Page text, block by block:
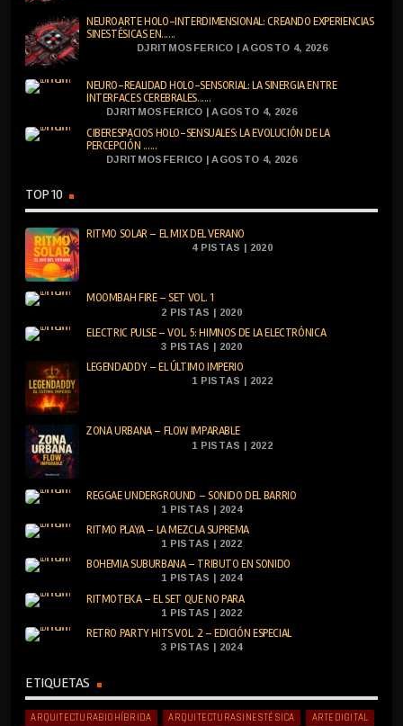
NEUROARTE HOLO-INTERDIMENSIONAL: CREANDO EXPERIENCIAS
SINESTÉSICAS EN......
DJRITMOSFERICO | AGOSTO 4, 2026
NEURO-REALIDAD HOLO-SENSORIAL: LA SINERGIA ENTRE
INTERFACES CEREBRALES......
DJRITMOSFERICO | AGOSTO 4, 2026
CIBERESPACIOS HOLO-SENSUALES: LA EVOLUCIÓN DE LA
PERCEPCIÓN ......
DJRITMOSFERICO | AGOSTO 4, 2026
TOP 10
RITMO SOLAR – EL MIX DEL VERANO
4 PISTAS | 2020
MOOMBAH FIRE – SET VOL. 1
2 PISTAS | 2020
ELECTRIC PULSE – VOL. 5: HIMNOS DE LA ELECTRÓNICA
3 PISTAS | 2020
LEGENDADDY – EL ÚLTIMO IMPERIO
1 PISTAS | 2022
ZONA URBANA – FLOW IMPARABLE
1 PISTAS | 2022
REGGAE UNDERGROUND – SONIDO DEL BARRIO
1 PISTAS | 2024
RITMO PLAYA – LA MEZCLA SUPREMA
1 PISTAS | 2022
BOHEMIA SUBURBANA – TRIBUTO EN SONIDO
1 PISTAS | 2024
RITMOTEKA – EL SET QUE NO PARA
1 PISTAS | 2022
RETRO PARTY HITS VOL. 2 – EDICIÓN ESPECIAL
3 PISTAS | 2024
ETIQUETAS
ARQUITECTURABIOHÍBRIDA ARQUITECTURASINESTÉSICA
ARTEDIGITAL